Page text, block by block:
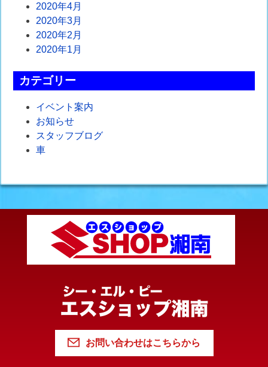
2020年4月
2020年3月
2020年2月
2020年1月
カテゴリー
イベント案内
お知らせ
スタッフブログ
車
お問い合わせはこちらから